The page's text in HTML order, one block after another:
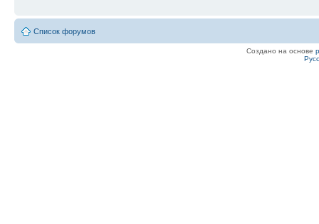
Список форумов
Создано на основе